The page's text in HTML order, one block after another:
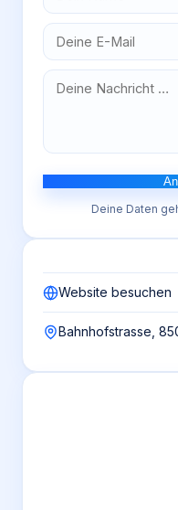
Deine Daten
Website besuchen
Bahnhofstrasse,